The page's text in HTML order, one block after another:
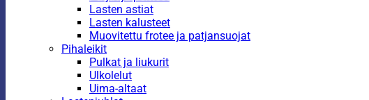
Lasten astiat
Lasten kalusteet
Muovitettu frotee ja patjansuojat
Pihaleikit
Pulkat ja liukurit
Ulkolelut
Uima-altaat